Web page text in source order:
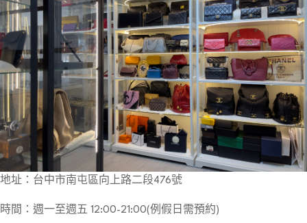
地址：台中市南屯區向上路二段476號
時間：週一至週五 12:00-21:00(例假日需預約)